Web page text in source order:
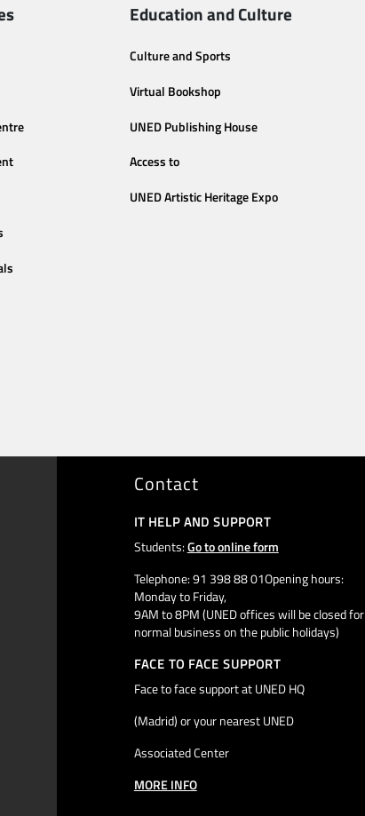
Education and Culture
Culture and Sports
Virtual Bookshop
UNED Publishing House
Access to
UNED Artistic Heritage Expo
Contact
IT HELP AND SUPPORT
Students:Go to online form
Telephone: 91 398 88 01Opening hours:
Monday to Friday,
9AM to 8PM (UNED offices will be closed for
normal business on the public holidays)
FACE TO FACE SUPPORT
Face to face support at UNED HQ
(Madrid) or your nearest UNED
Associated Center
MORE INFO